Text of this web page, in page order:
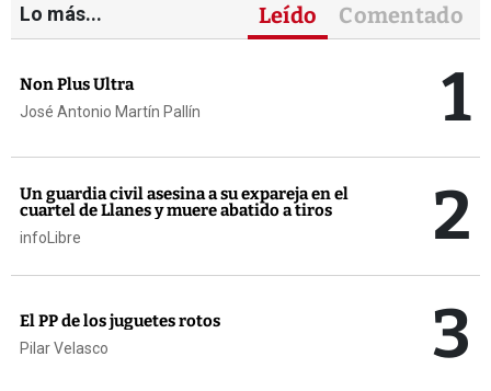
Lo más... Leído Comentado
Non Plus Ultra
José Antonio Martín Pallín 1
Un guardia civil asesina a su expareja en el
cuartel de Llanes y muere abatido a tiros
infoLibre 2
El PP de los juguetes rotos
Pilar Velasco 3